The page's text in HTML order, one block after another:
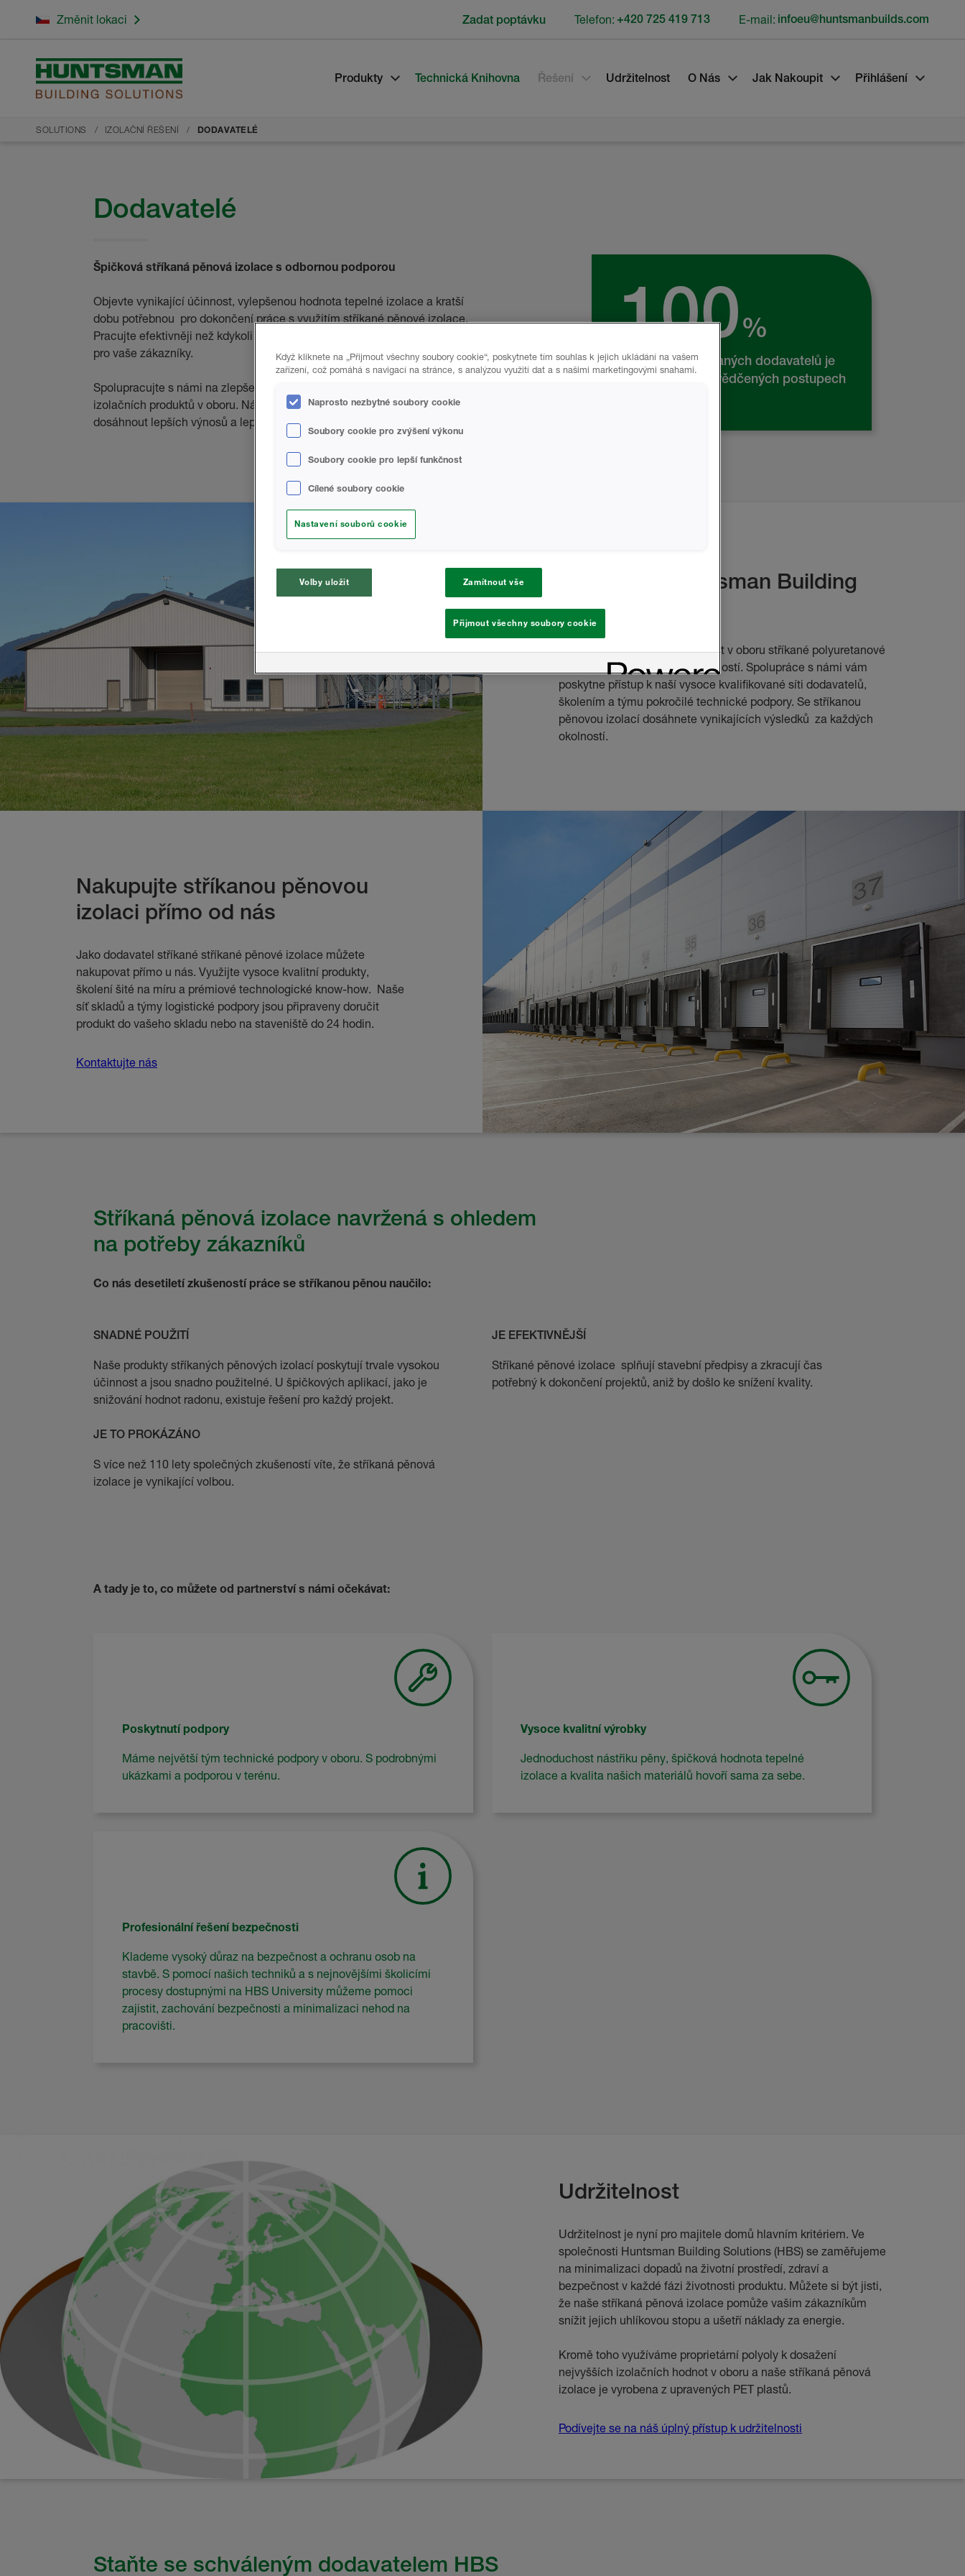
Produkty Technická Knihovna Řešení Udržitelnost O Nás Jak Nakoupit Přihlášení
SOLUTIONS IZOLAČNÍ ŘEŠENÍ DODAVATELÉ
Dodavatelé
Špičková stříkaná pěnová izolace s odbornou podporou
Objevte vynikající účinnost, vylepšenou hodnota tepelné izolace a kratší
dobu potřebnou pro dokončení práce s využitím stříkané pěnové izolace.
Pracujte efektivněji než kdykoli předtím a optimalizujte úsporu energie
pro vaše zákazníky.
Spolupracujte s námi na zlepšení vaší ziskovosti pomocí nejlepších
izolačních produktů v oboru. Náš zkušený obchodní tým vám pomůže
dosáhnout lepších výnosů a lepších služeb pro zvýšení vašeho zisku.
100%
našich autorizovaných dodavatelů je
proškoleno v osvědčených postupech
Proč zvolit Huntsman Building
Solutions?
Jsme přední světová společnost v oboru stříkané polyuretanové
pěny s více než 110 lety zkušeností. Spolupráce s námi vám
poskytne přístup k naší vysoce kvalifikované síti dodavatelů,
školením a týmu pokročilé technické podpory. Se stříkanou
pěnovou izolací dosáhnete vynikajících výsledků za každých
okolností.
Nakupujte stříkanou pěnovou
izolaci přímo od nás
Jako dodavatel stříkané stříkané pěnové izolace můžete
nakupovat přímo u nás. Využijte vysoce kvalitní produkty,
školení šité na míru a prémiové technologické know-how. Naše
síť skladů a týmy logistické podpory jsou připraveny doručit
produkt do vašeho skladu nebo na staveniště do 24 hodin.
Kontaktujte nás
Stříkaná pěnová izolace navržená s ohledem
na potřeby zákazníků
Co nás desetiletí zkušeností práce se stříkanou pěnou naučilo:
SNADNÉ POUŽITÍ
Naše produkty stříkaných pěnových izolací poskytují trvale vysokou
účinnost a jsou snadno použitelné. U špičkových aplikací, jako je
snižování hodnot radonu, existuje řešení pro každý projekt.
JE EFEKTIVNĚJŠÍ
Stříkané pěnové izolace splňují stavební předpisy a zkracují čas
potřebný k dokončení projektů, aniž by došlo ke snížení kvality.
JE TO PROKÁZÁNO
S více než 110 lety společných zkušeností víte, že stříkaná pěnová
izolace je vynikající volbou.
A tady je to, co můžete od partnerství s námi očekávat:
Poskytnutí podpory
Máme největší tým technické podpory v oboru. S podrobnými
ukázkami a podporou v terénu.
Vysoce kvalitní výrobky
Jednoduchost nástřiku pěny, špičková hodnota tepelné
izolace a kvalita našich materiálů hovoří sama za sebe.
Profesionální řešení bezpečnosti
Klademe vysoký důraz na bezpečnost a ochranu osob na
stavbě. S pomocí našich techniků a s nejnovějšími školicími
procesy dostupnými na HBS University můžeme pomoci
zajistit, zachování bezpečnosti a minimalizaci nehod na
pracovišti.
Udržitelnost
Udržitelnost je nyní pro majitele domů hlavním kritériem. Ve
společnosti Huntsman Building Solutions (HBS) se zaměřujeme
na minimalizaci dopadů na životní prostředí, zdraví a
bezpečnost v každé fázi životnosti produktu. Můžete si být jisti,
že naše stříkaná pěnová izolace pomůže vašim zákazníkům
snížit jejich uhlíkovou stopu a ušetří náklady za energie.
Kromě toho využíváme proprietární polyoly k dosažení
nejvyšších izolačních hodnot v oboru a naše stříkaná pěnová
izolace je vyrobena z upravených PET plastů.
Podívejte se na náš úplný přístup k udržitelnosti
Staňte se schváleným dodavatelem HBS
Změnit lokaci Zadat poptávku Telefon: +420 725 419 713 E-mail: infoeu@huntsmanbuilds.com
Když kliknete na „Přijmout všechny soubory cookie“, poskytnete tím souhlas k jejich ukládání na vašem
zařízení, což pomáhá s navigací na stránce, s analýzou využití dat a s našimi marketingovými snahami.
Naprosto nezbytné soubory cookie
Soubory cookie pro zvýšení výkonu
Soubory cookie pro lepší funkčnost
Cílené soubory cookie
Nastavení souborů cookie
Volby uložit Zamítnout vše
Přijmout všechny soubory cookie